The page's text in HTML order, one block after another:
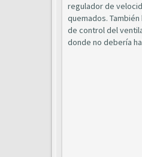
regulador de
quemados.
de control del
donde no debería